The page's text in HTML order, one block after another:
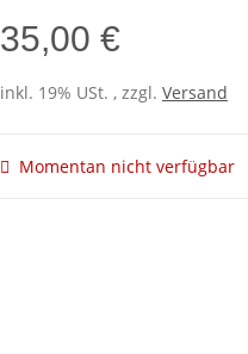
35,00 €
inkl. 19% USt. , zzgl. Versand
Momentan nicht verfügbar